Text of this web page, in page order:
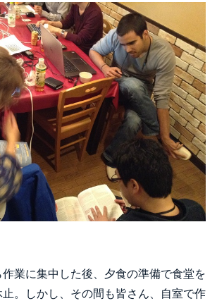
業に集中した後、夕食の準備で食堂を
。しかし、その間も皆さん、自室で作